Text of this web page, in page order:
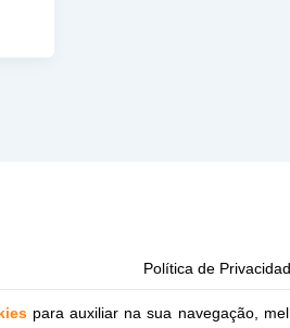
Política de
para auxiliar na sua navegação,